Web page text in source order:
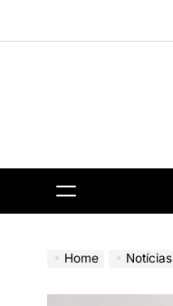
Home Notícias